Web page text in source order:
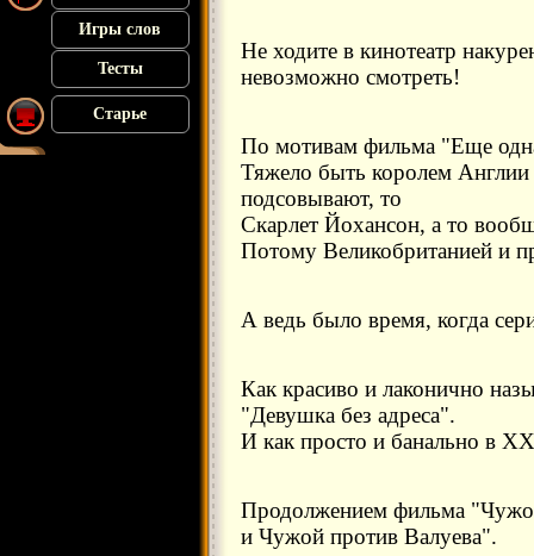
Игры слов
Тесты
Старье
Не ходите в кинотеатр
невозможно смотреть!
По мотивам фильма "Еще
Тяжело быть королем
подсовывают, то
Скарлет Йохансон, а то
Потому Великобританией и
А ведь было время, когда
Как красиво и лаконично
"Девушка без адреса".
И как просто и банально в
Продолжением фильма
и Чужой против Валуева".